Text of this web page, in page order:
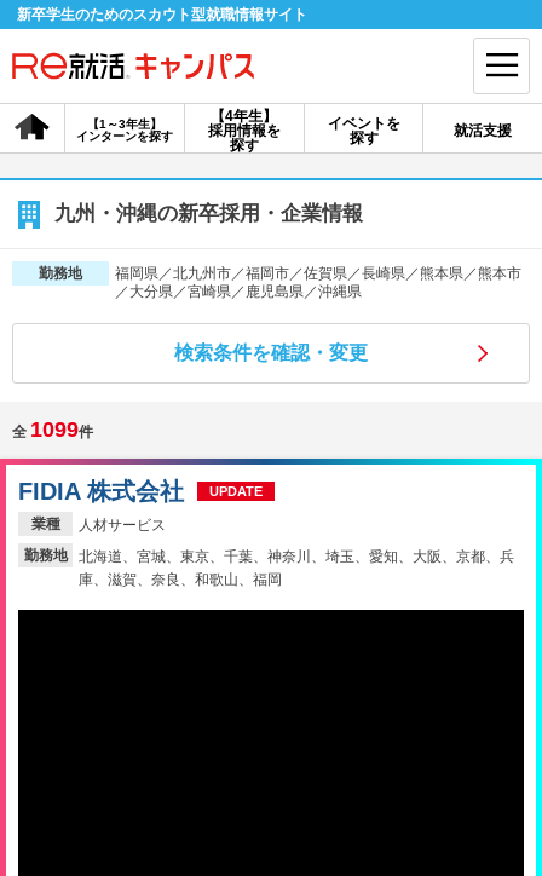
新卒学生のためのスカウト型就職情報サイト
【4年生】
採用情報を
探す
【1～3年生】
インターンを探す
イベントを
探す
就活支援
会員登録 ログイン
会員ID・パスワードを忘れた方はこちら
探す
【4年生】
説明会を探す
【1～3年生】
インターンを探す
就活ノウハウ・サポート
就活支援
九州・沖縄の新卒採用・企業情報
勤務地
福岡県／北九州市／福岡市／佐賀県／長崎県／熊本県／熊本市
／大分県／宮崎県／鹿児島県／沖縄県
検索条件を確認・変更
全 1099件
業種
人材サービス
勤務地
北海道、宮城、東京、千葉、神奈川、埼玉、愛知、大阪、京都、兵
庫、滋賀、奈良、和歌山、福岡
FIDIA 株式会社 UPDATE